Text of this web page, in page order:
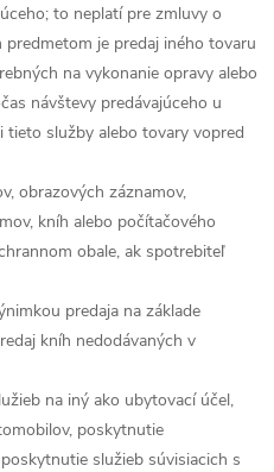
to neplatí pre zmluvy o
je predaj iného tovaru
na vykonanie opravy alebo
návštevy predávajúceho u
tieto služby alebo tovary vopred
obrazových záznamov,
kníh alebo počítačového
obale, ak spotrebiteľ
predaja na základe
kníh nedodávaných v
na iný ako ubytovací účel,
poskytnutie
služieb súvisiacich s